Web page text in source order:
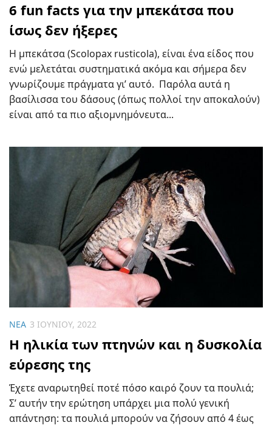
6 fun facts για την μπεκάτσα που
ίσως δεν ήξερες
Η μπεκάτσα (Scolopax rusticola), είναι ένα είδος που
ενώ μελετάται συστηματικά ακόμα και σήμερα δεν
γνωρίζουμε πράγματα γι’ αυτό. Παρόλα αυτά η
βασίλισσα του δάσους (όπως πολλοί την αποκαλούν)
είναι από τα πιο αξιομνημόνευτα...
ΝΈΑ 3 ΙΟΥΝΊΟΥ, 2022
Η ηλικία των πτηνών και η δυσκολία
εύρεσης της
Έχετε αναρωτηθεί ποτέ πόσο καιρό ζουν τα πουλιά;
Σ’ αυτήν την ερώτηση υπάρχει μια πολύ γενική
απάντηση: τα πουλιά μπορούν να ζήσουν από 4 έως